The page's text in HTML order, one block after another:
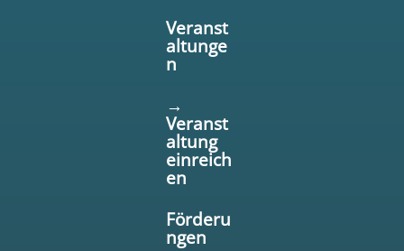
Veranst
altunge
n
→
Veranst
altung
einreich
en
Förderu
ngen